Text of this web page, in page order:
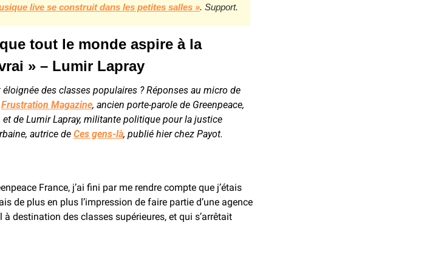
live se construit dans les petites salles ». Support.
tout le monde aspire à la
» – Lumir Lapray
des classes populaires ? Réponses au micro de
Frustration Magazine, ancien porte-parole de Greenpeace,
et de Lumir Lapray, militante politique pour la justice
autrice de Ces gens-là, publié hier chez Payot.
France, j’ai fini par me rendre compte que j’étais
de plus en plus l’impression de faire partie d’une agence
destination des classes supérieures, et qui s’arrêtait